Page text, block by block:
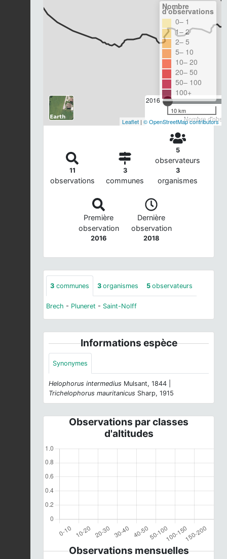
2016
Nombre
Nombre
d'observations
0– 1
1– 2
2– 5
5– 10
10– 20
20– 50
50– 100
100+
10 km
Leaflet | © OpenStreetMap contributors
11
observations
3
communes
5
observateurs
3
organismes
Première
observation
2016
Dernière
observation
2018
3 communes 3 organismes 5 observateurs
Brech - Pluneret - Saint-Nolff
Informations espèce
Synonymes
Helophorus intermedius Mulsant, 1844 |
Trichelophorus mauritanicus Sharp, 1915
Observations par classes
d'altitudes
Observations mensuelles